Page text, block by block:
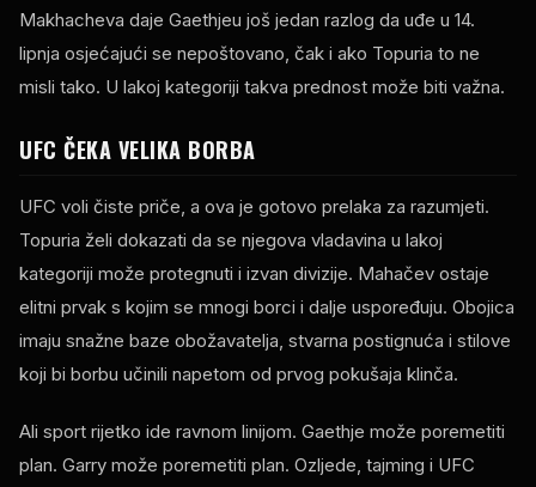
Makhacheva daje Gaethjeu još jedan razlog da uđe u 14.
lipnja osjećajući se nepoštovano, čak i ako Topuria to ne
misli tako. U lakoj kategoriji takva prednost može biti važna.
UFC ČEKA VELIKA BORBA
UFC voli čiste priče, a ova je gotovo prelaka za razumjeti.
Topuria želi dokazati da se njegova vladavina u lakoj
kategoriji može protegnuti i izvan divizije. Mahačev ostaje
elitni prvak s kojim se mnogi borci i dalje uspoređuju. Obojica
imaju snažne baze obožavatelja, stvarna postignuća i stilove
koji bi borbu učinili napetom od prvog pokušaja klinča.
Ali sport rijetko ide ravnom linijom. Gaethje može poremetiti
plan. Garry može poremetiti plan. Ozljede, tajming i UFC